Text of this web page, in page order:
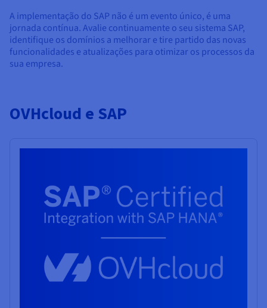
A implementação do SAP não é um evento único, é uma
jornada contínua. Avalie continuamente o seu sistema SAP,
identifique os domínios a melhorar e tire partido das novas
funcionalidades e atualizações para otimizar os processos da
sua empresa.
OVHcloud e SAP